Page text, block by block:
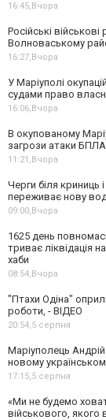
16:45,Вчора
Російські
Волноваському
16:27,Вчора
У Маріуполі
судами право
16:06,Вчора
В окупованому
загрози атаки БПЛА
11:21,Вчора
Черги біля криниць
переживає нову
09:00,Вчора
1625 день
триває ліквідація
хаби
08:54,Вчора
"Птахи Одіна"
роботи, - ВІДЕО
20:54,5 серпня
Маріуполець
новому
17:15,5 серпня
«Ми не будемо
військового, якого